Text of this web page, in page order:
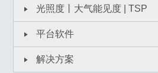
光照度丨大气能见度 | TSP
平台软件
解决方案